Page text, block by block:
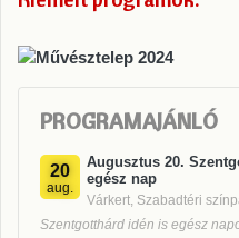
PROGRAMAJÁNLÓ
20
aug.
Augusztus 20.
egész nap
Várkert, Szabadtéri
Szentgotthárd idén is egész